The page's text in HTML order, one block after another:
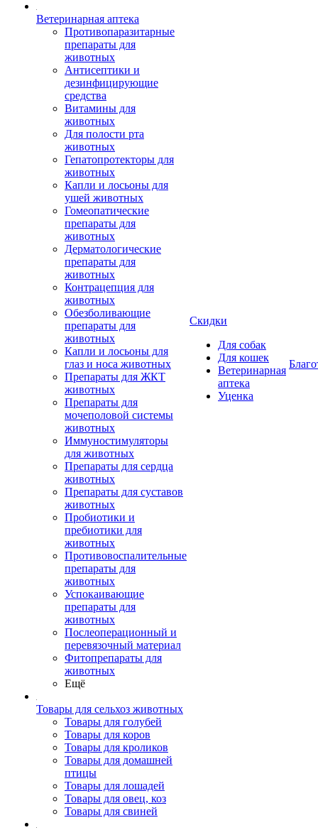
Ветеринарная аптека
Противопаразитарные
препараты для
животных
Антисептики и
дезинфицирующие
средства
Витамины для
животных
Для полости рта
животных
Гепатопротекторы для
животных
Капли и лосьоны для
ушей животных
Гомеопатические
препараты для
животных
Дерматологические
препараты для
животных
Контрацепция для
животных
Обезболивающие
препараты для
животных
Капли и лосьоны для
глаз и носа животных
Препараты для ЖКТ
животных
Препараты для
мочеполовой системы
животных
Иммуностимуляторы
для животных
Препараты для сердца
животных
Препараты для суставов
животных
Пробиотики и
пребиотики для
животных
Противовоспалительные
препараты для
животных
Успокаивающие
препараты для
животных
Послеоперационный и
перевязочный материал
Фитопрепараты для
животных
Ещё
Товары для сельхоз животных
Товары для голубей
Товары для коров
Товары для кроликов
Товары для домашней
птицы
Товары для лошадей
Товары для овец, коз
Товары для свиней
Скидки
Для собак
Для кошек
Ветеринарная
аптека
Уценка